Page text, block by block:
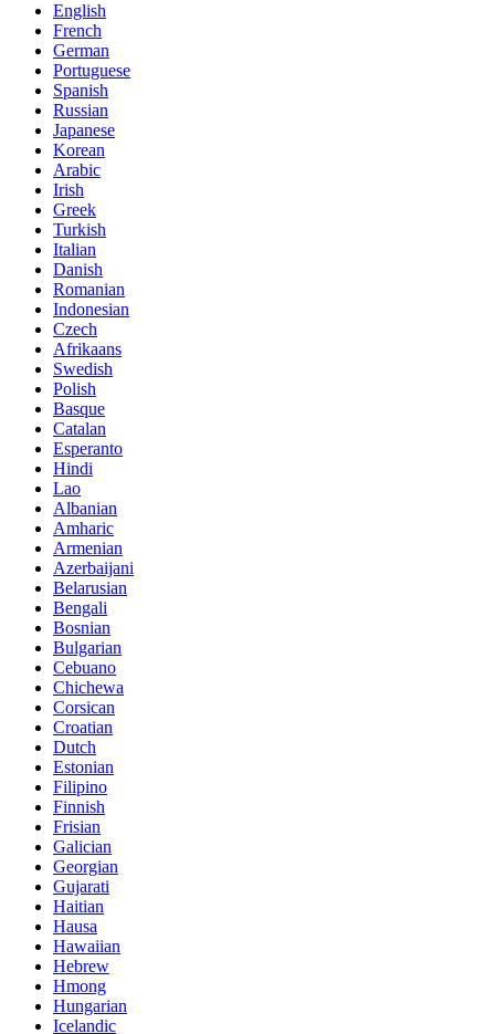
English
French
German
Portuguese
Spanish
Russian
Japanese
Korean
Arabic
Irish
Greek
Turkish
Italian
Danish
Romanian
Indonesian
Czech
Afrikaans
Swedish
Polish
Basque
Catalan
Esperanto
Hindi
Lao
Albanian
Amharic
Armenian
Azerbaijani
Belarusian
Bengali
Bosnian
Bulgarian
Cebuano
Chichewa
Corsican
Croatian
Dutch
Estonian
Filipino
Finnish
Frisian
Galician
Georgian
Gujarati
Haitian
Hausa
Hawaiian
Hebrew
Hmong
Hungarian
Icelandic